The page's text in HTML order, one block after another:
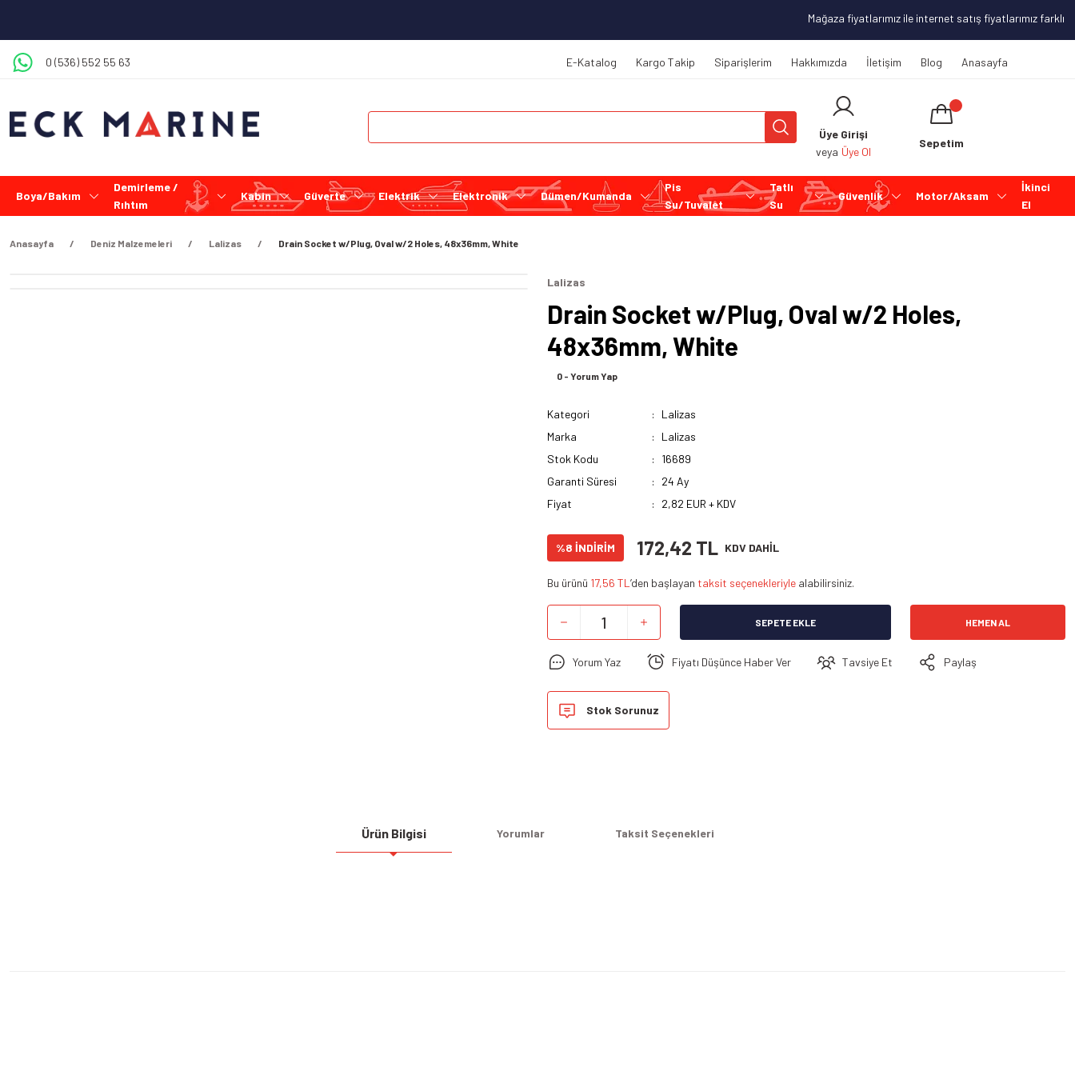
Mağaza fiyatlarımız ile internet satış fiyatlarımız
0 (536) 552 55 63 E-Katalog Kargo Takip Siparişlerim Hakkımızda İletişim Blog Anasayfa
Üye Girişi
veya Üye Ol
Sepetim
Boya/Bakım
Demirleme /
Rıhtım
Kabin Güverte Elektrik Elektronik Dümen/Kumanda
Pis
Su/Tuvalet
Tatlı
Su
Güvenlik Motor/Aksam
İkinci
El
Anasayfa Deniz Malzemeleri Lalizas Drain Socket w/Plug, Oval w/2 Holes, 48x36mm, White
Lalizas
Drain Socket w/Plug, Oval w/2 Holes,
48x36mm, White
0 - Yorum Yap
Kategori
Lalizas
Marka
Lalizas
Stok Kodu
16689
Garanti Süresi
24 Ay
Fiyat
2,82 EUR + KDV
%8 İNDİRİM 172,42 TL KDV DAHİL
Bu ürünü 17,56 TL ’den başlayan taksit seçenekleriyle alabilirsiniz.
SEPETE EKLE HEMEN AL
Yorum Yaz Fiyatı Düşünce Haber Ver Tavsiye Et Paylaş
Stok Sorunuz
Ürün Bilgisi Yorumlar Taksit Seçenekleri